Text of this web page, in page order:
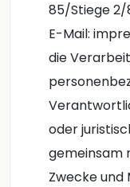
85/Stiege 2/
E-Mail:
die
oder
gemeinsam
Zwecke